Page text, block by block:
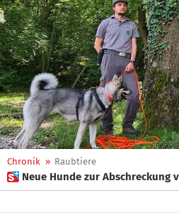
Chronik » Raubtiere
 Neue Hunde zur Abschreckung